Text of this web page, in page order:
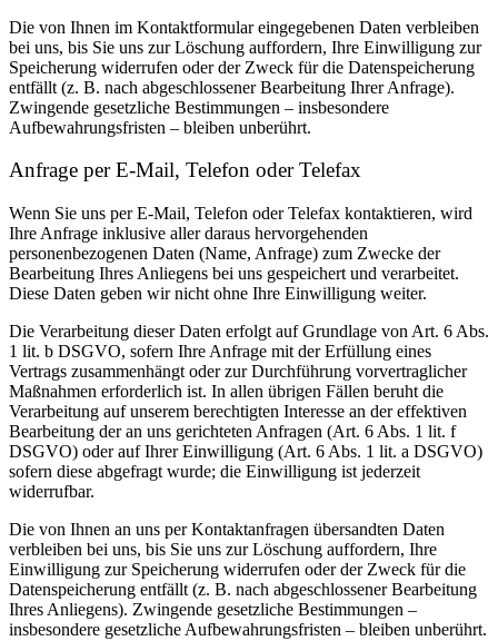
Die von Ihnen im Kontaktformular eingegebenen Daten verbleiben
bei uns, bis Sie uns zur Löschung auffordern, Ihre Einwilligung zur
Speicherung widerrufen oder der Zweck für die Datenspeicherung
entfällt (z. B. nach abgeschlossener Bearbeitung Ihrer Anfrage).
Zwingende gesetzliche Bestimmungen – insbesondere
Aufbewahrungsfristen – bleiben unberührt.
Anfrage per E-Mail, Telefon oder Telefax
Wenn Sie uns per E-Mail, Telefon oder Telefax kontaktieren, wird
Ihre Anfrage inklusive aller daraus hervorgehenden
personenbezogenen Daten (Name, Anfrage) zum Zwecke der
Bearbeitung Ihres Anliegens bei uns gespeichert und verarbeitet.
Diese Daten geben wir nicht ohne Ihre Einwilligung weiter.
Die Verarbeitung dieser Daten erfolgt auf Grundlage von Art. 6 Abs.
1 lit. b DSGVO, sofern Ihre Anfrage mit der Erfüllung eines
Vertrags zusammenhängt oder zur Durchführung vorvertraglicher
Maßnahmen erforderlich ist. In allen übrigen Fällen beruht die
Verarbeitung auf unserem berechtigten Interesse an der effektiven
Bearbeitung der an uns gerichteten Anfragen (Art. 6 Abs. 1 lit. f
DSGVO) oder auf Ihrer Einwilligung (Art. 6 Abs. 1 lit. a DSGVO)
sofern diese abgefragt wurde; die Einwilligung ist jederzeit
widerrufbar.
Die von Ihnen an uns per Kontaktanfragen übersandten Daten
verbleiben bei uns, bis Sie uns zur Löschung auffordern, Ihre
Einwilligung zur Speicherung widerrufen oder der Zweck für die
Datenspeicherung entfällt (z. B. nach abgeschlossener Bearbeitung
Ihres Anliegens). Zwingende gesetzliche Bestimmungen –
insbesondere gesetzliche Aufbewahrungsfristen – bleiben unberührt.